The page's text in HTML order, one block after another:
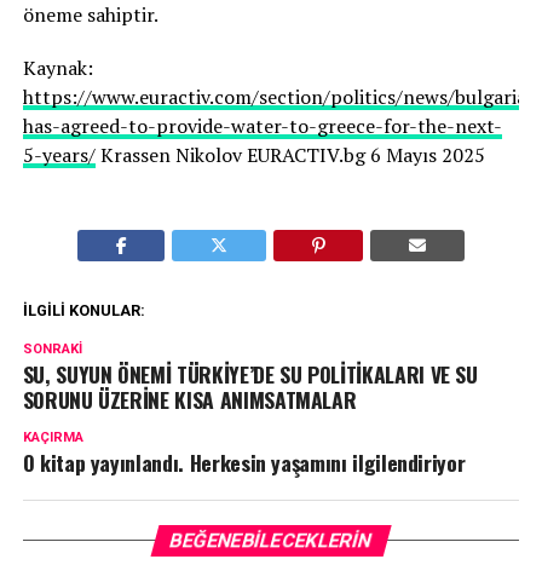
öneme sahiptir.
Kaynak:
https://www.euractiv.com/section/politics/news/bulgaria-
has-agreed-to-provide-water-to-greece-for-the-next-
5-years/Krassen Nikolov EURACTIV.bg 6 Mayıs 2025
İLGILI KONULAR:
SONRAKI
SU, SUYUN ÖNEMİ TÜRKİYE’DE SU POLİTİKALARI VE SU
SORUNU ÜZERİNE KISA ANIMSATMALAR
KAÇIRMA
O kitap yayınlandı. Herkesin yaşamını ilgilendiriyor
BEĞENEBILECEKLERIN